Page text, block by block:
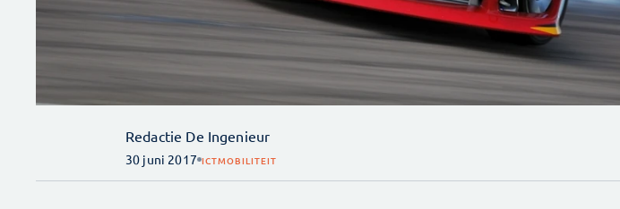
Redactie De Ingenieur
30 juni 2017 ICTMOBILITEIT